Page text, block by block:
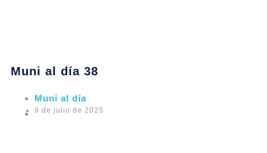
Muni al día 38
Muni al día
9 de julio de 2025